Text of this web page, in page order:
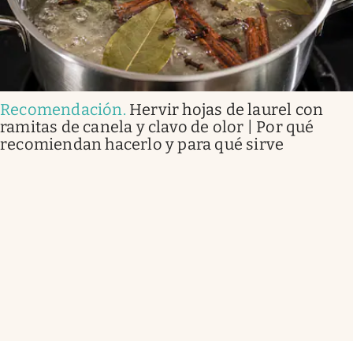
Recomendación. Hervir hojas de laurel con
ramitas de canela y clavo de olor | Por qué
recomiendan hacerlo y para qué sirve